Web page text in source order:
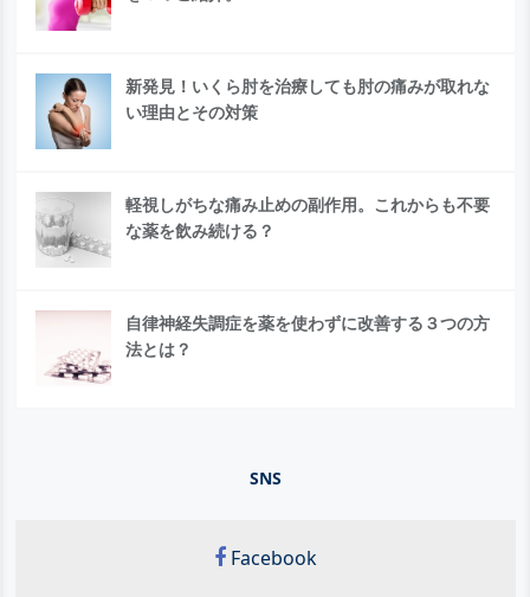
新発見！いくら肘を治療しても肘の痛みが取れな
い理由とその対策
軽視しがちな痛み止めの副作用。これからも不要
な薬を飲み続ける？
自律神経失調症を薬を使わずに改善する３つの方
法とは？
SNS
Facebook